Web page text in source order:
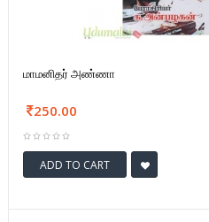
மாமனிதர் அண்ணா
250.00
ADD TO CART